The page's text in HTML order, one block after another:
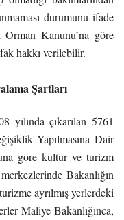
durumunu ifade
Kanunu’na göre
hakkı verilebilir.
Şartları
yılında çıkarılan 5761
Yapılmasına Dair
göre kültür ve turizm
Bakanlığın
ayrılmış yerlerdeki
Maliye Bakanlığınca,